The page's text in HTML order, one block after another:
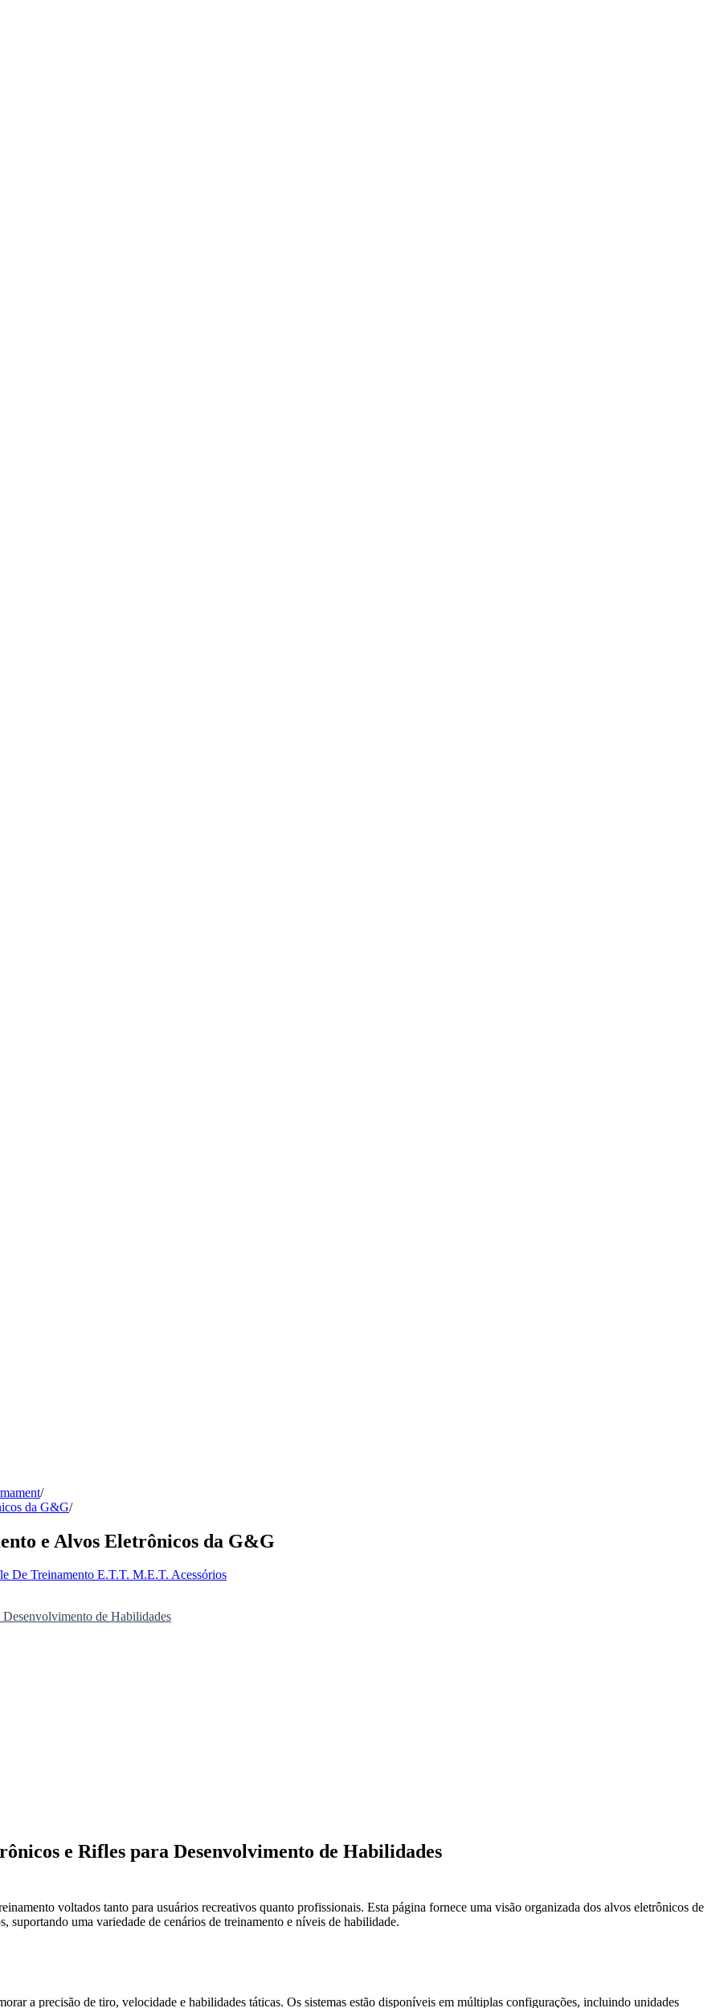
/
da G&G/
e Alvos Eletrônicos da G&G
De Treinamento E.T.T. M.E.T. Acessórios
de Habilidades
e Rifles para Desenvolvimento de Habilidades
voltados tanto para usuários recreativos quanto profissionais. Esta página fornece uma visão organizada dos alvos eletrônicos de
suportando uma variedade de cenários de treinamento e níveis de habilidade.
a precisão de tiro, velocidade e habilidades táticas. Os sistemas estão disponíveis em múltiplas configurações, incluindo unidades